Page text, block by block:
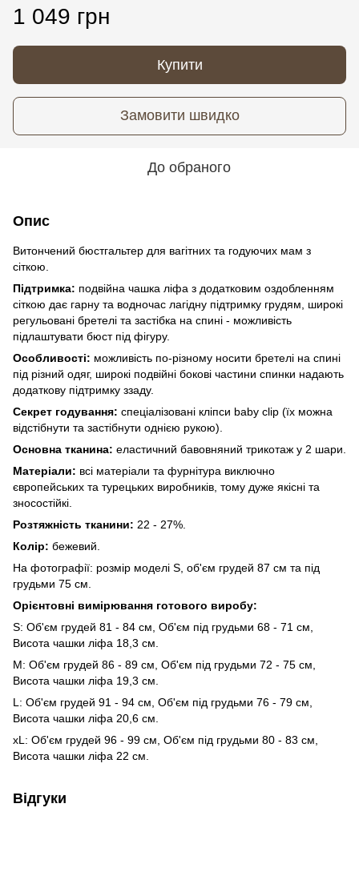
1 049 грн
Купити
Замовити швидко
До обраного
Опис
Витончений бюстгальтер для вагітних та годуючих мам з
сіткою.
Підтримка: подвійна чашка ліфа з додатковим оздобленням
сіткою дає гарну та водночас лагідну підтримку грудям, широкі
регульовані бретелі та застібка на спині - можливість
підлаштувати бюст під фігуру.
Особливості: можливість по-різному носити бретелі на спині
під різний одяг, широкі подвійні бокові частини спинки надають
додаткову підтримку ззаду.
Секрет годування: спеціалізовані кліпси baby clip (їх можна
відстібнути та застібнути однією рукою).
Основна тканина: еластичний бавовняний трикотаж у 2 шари.
Матеріали: всі матеріали та фурнітура виключно
європейських та турецьких виробників, тому дуже якісні та
зносостійкі.
Розтяжність тканини: 22 - 27%.
Колір: бежевий.
На фотографії: розмір моделі S, об'єм грудей 87 см та під
грудьми 75 см.
Орієнтовні вимірювання готового виробу:
S: Об'єм грудей 81 - 84 см, Об'єм під грудьми 68 - 71 см,
Висота чашки ліфа 18,3 см.
M: Об'єм грудей 86 - 89 см, Об'єм під грудьми 72 - 75 см,
Висота чашки ліфа 19,3 см.
L: Об'єм грудей 91 - 94 см, Об'єм під грудьми 76 - 79 см,
Висота чашки ліфа 20,6 см.
xL: Об'єм грудей 96 - 99 см, Об'єм під грудьми 80 - 83 см,
Висота чашки ліфа 22 см.
Відгуки